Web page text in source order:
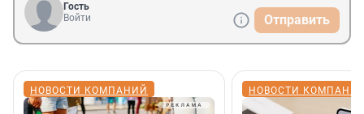
Гость
Войти
Отправить
НОВОСТИ КОМПАНИЙ НОВОСТИ